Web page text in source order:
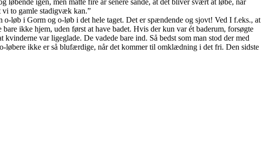
vi to gamle stadigvæk kan.”
løb i Gorm og o-løb i det hele taget. Det er spændende og sjovt! Ved I f.eks., at
ikke hjem, uden først at have badet. Hvis der kun var ét baderum, forsøgte
var ligeglade. De vadede bare ind. Så bedst som man stod der med
løbere ikke er så blufærdige, når det kommer til omklædning i det fri. Den sidste